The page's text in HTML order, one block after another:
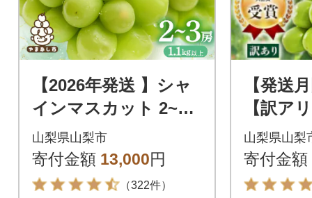
【2026年発送 】シャ
インマスカット 2~3
房 1.1kg以上 山梨産
山梨県山梨市
寄付金額 13,000円
（322件）
【発送
【訳ア
シャイ
全2回
山梨県山梨
寄付金額